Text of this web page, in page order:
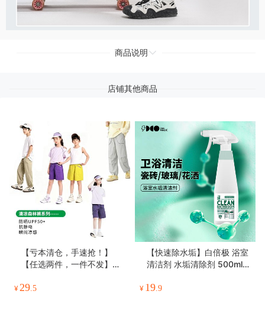
商品说明
店铺其他商品
【亏本清仓，手速抢！】
【任选两件，一件不发】
UPF50+抗静电四合一】夏
¥ 29 .5
【快速除水垢】白倍极 浴室
清洁剂 水垢清除剂 500ml/
水渍 ，无需刷洗，无需等
¥ 19 .9